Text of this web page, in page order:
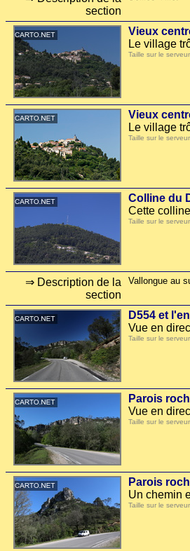
section
Vieux
Le village
Taille sur le
Vieux
Le village
Taille sur le
Colline du
Cette
Taille sur le
⇒ Description de la
section
Vallongue au
D554 et
Vue en
Taille sur le
Parois
Vue en
Taille sur le
Parois
Un chemin
Taille sur le